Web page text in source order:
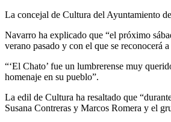
La concejal de Cultura del Ayuntamiento
Navarro ha explicado que “el próximo
verano pasado y con el que se reconocerá
“‘El Chato’ fue un lumbrerense muy
homenaje en su pueblo”.
La edil de Cultura ha resaltado que
Susana Contreras y Marcos Romera y el